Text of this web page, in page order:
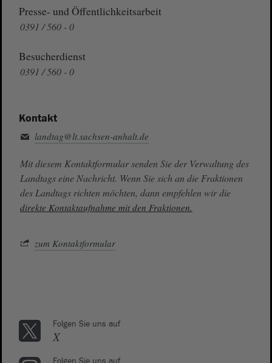
Presse- und Öffentlichkeitsarbeit
0391 / 560 - 0
Besucherdienst
0391 / 560 - 0
Kontakt
landtag@lt.sachsen-anhalt.de
Mit diesem Kontaktformular senden Sie der Verwaltung des
Landtags eine Nachricht. Wenn Sie sich an die Fraktionen
des Landtags richten möchten, dann empfehlen wir die
direkte Kontaktaufnahme mit den Fraktionen.
zum Kontaktformular
Folgen Sie uns auf
X